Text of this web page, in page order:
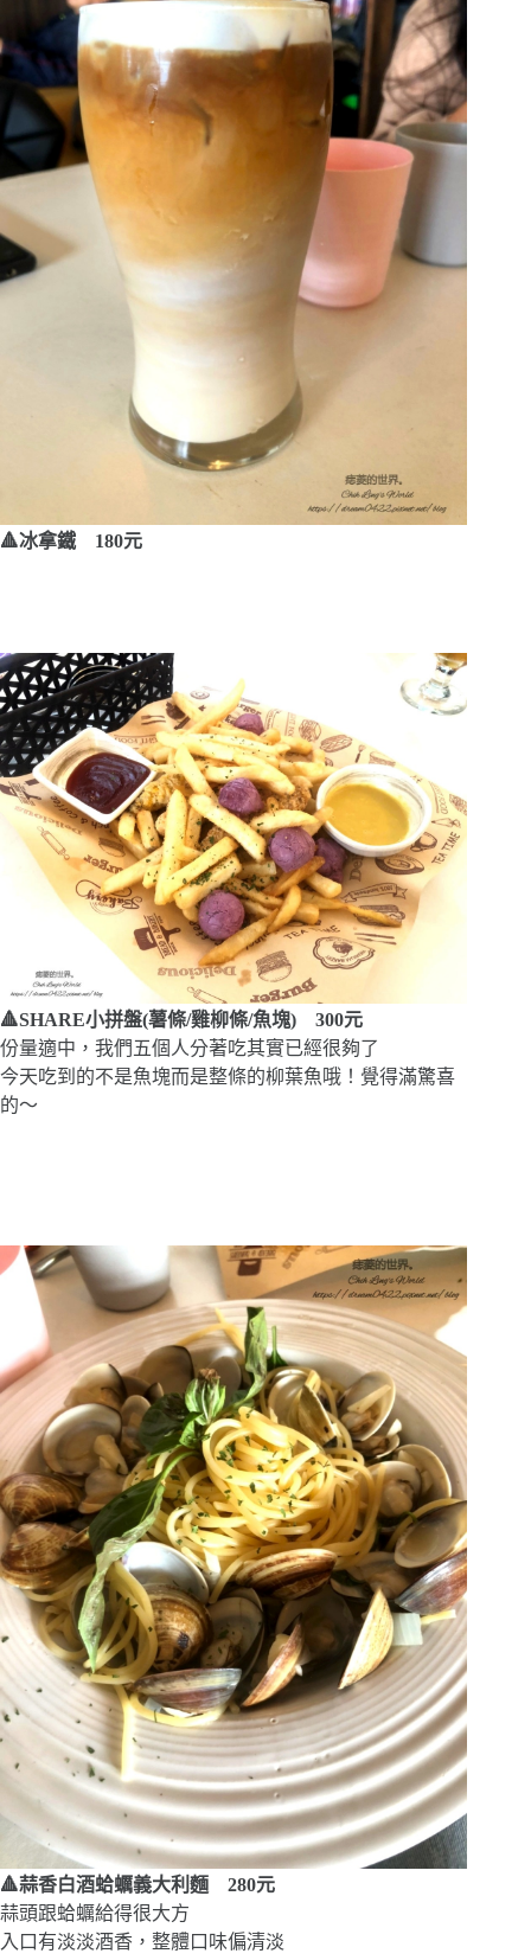
🔺冰拿鐵 180元
🔺SHARE小拼盤(薯條/雞柳條/魚塊)
300元
份量適中，我們五個人分著吃其實已經很夠了
今天吃到的不是魚塊而是整條的柳葉魚哦！覺得滿驚喜
的～
🔺蒜香白酒蛤蠣義大利麵 280元
蒜頭跟蛤蠣給得很大方
入口有淡淡酒香，整體口味偏清淡